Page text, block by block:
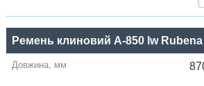
Ремень клиновий A-850 lw Rubena